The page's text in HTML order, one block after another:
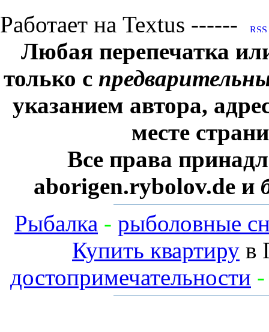
Работает на Textus ------
Любая перепечатка
только с
указанием автора,
месте
Все права
aborigen.rybolov.de и
Рыбалка - рыболовные
Купить квартиру в
достопримечательности